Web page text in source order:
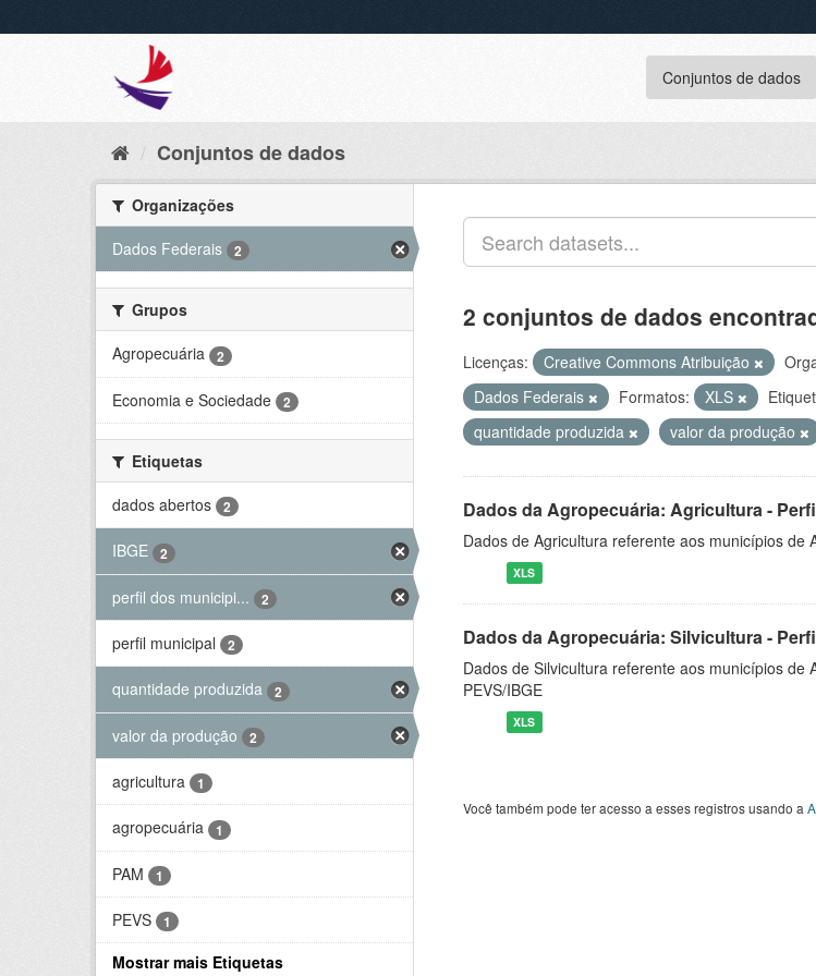
Conjuntos de dados
Conjuntos de dados
Organizações
Dados Federais
2
Grupos
Agropecuária
2
Economia e Sociedade 2
Etiquetas
dados abertos
2
IBGE 2
perfil dos municipi... 2
perfil municipal 2
quantidade produzida 2
valor da produção 2
agricultura 1
agropecuária 1
PAM 1
PEVS 1
Mostrar mais Etiquetas
2 conjuntos de dados
Licenças: Creative Commons Atribuição
Dados Federais
Formatos: XLS
quantidade produzida
valor da produção
Dados da Agropecuária: Agricultura -
Dados de Agricultura referente aos municípios de
XLS
Dados da Agropecuária: Silvicultura -
Dados de Silvicultura referente aos municípios de
PEVS/IBGE
XLS
Você também pode ter acesso a esses registros usando a